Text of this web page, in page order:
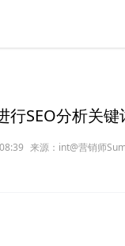
行SEO分析关
来源：int@营销师